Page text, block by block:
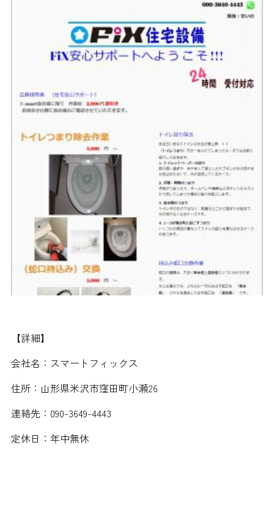
【詳細】
会社名：スマートフィックス
住所：山形県米沢市窪田町小瀬26
連絡先：090-3649-4443
定休日：年中無休